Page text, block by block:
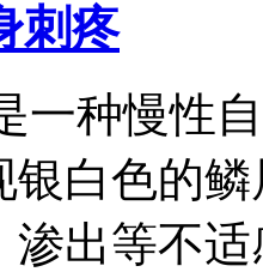
刺疼
一种慢性
银白色的
渗出等不